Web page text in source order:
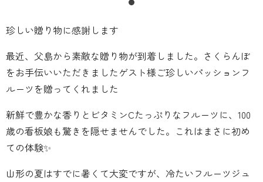
珍しい贈り物に感謝します
最近、父島から素敵な贈り物が到着しました。さくらんぼ
をお手伝いいただきましたゲスト様ご珍しいパッションフ
ルーツを贈ってくれました
新鮮で豊かな香りとビタミンCたっぷりなフルーツに、100
歳の看板娘も驚きを隠せませんでした。これはまさに初め
ての体験✨
山形の夏はすでに暑くて大変ですが、冷たいフルーツジュ